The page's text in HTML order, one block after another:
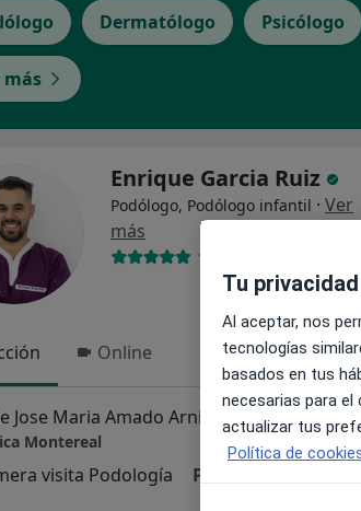
Dermatólogo Psicólogo
más
Enrique Garcia Ruiz
Podólogo, Podólogo infantil · Ver
más
110 opiniones
Online
Calle Jose Maria Amado Arniches, 3, Torremolinos Mapa
Montereal
visita Podología Precio sin especificar
Tu
Al aceptar, nos
tecnologías
basados en tus
necesarias para
actualizar tus
Política de